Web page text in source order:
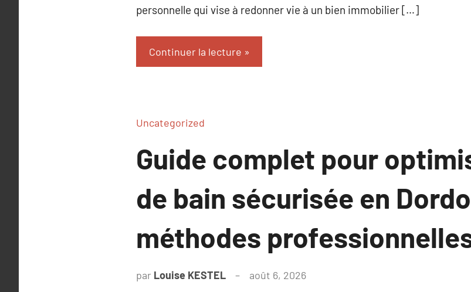
personnelle qui vise à redonner vie à un bien immobilier […]
Continuer la lecture
Uncategorized
Guide complet pour
de bain sécurisée en
méthodes
par Louise KESTEL août 6, 2026